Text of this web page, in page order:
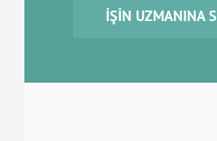
İŞIN UZMANINA